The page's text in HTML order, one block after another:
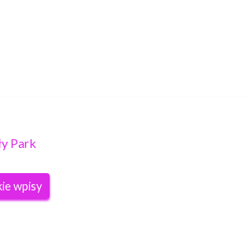
Park
wpisy